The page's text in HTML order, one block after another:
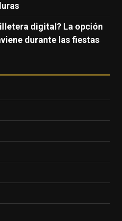
digital? La opción
durante las fiestas